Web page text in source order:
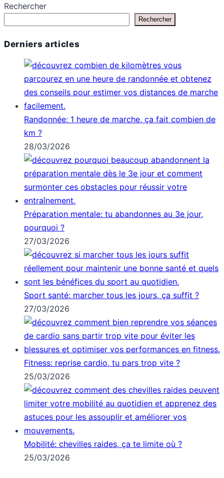
Rechercher
Rechercher
Derniers articles
Randonnée: 1 heure de marche, ça fait combien de
km ?
28/03/2026
Préparation mentale: tu abandonnes au 3e jour,
pourquoi ?
27/03/2026
Sport santé: marcher tous les jours, ça suffit ?
27/03/2026
Fitness: reprise cardio, tu pars trop vite ?
25/03/2026
Mobilité: chevilles raides, ça te limite où ?
25/03/2026